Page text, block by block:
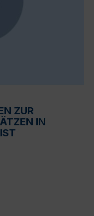
ZUR
IN